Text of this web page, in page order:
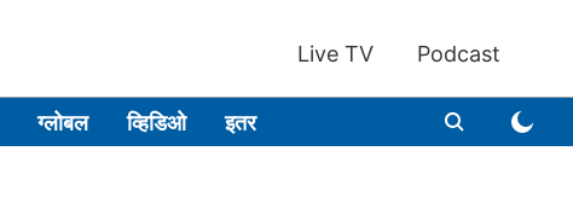
Live TV Podcast
ग्लोबल व्हिडिओ इतर